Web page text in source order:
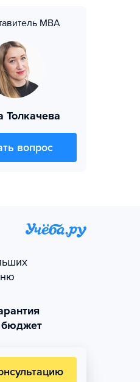
MBA
Толкачева
вопрос
бюджет